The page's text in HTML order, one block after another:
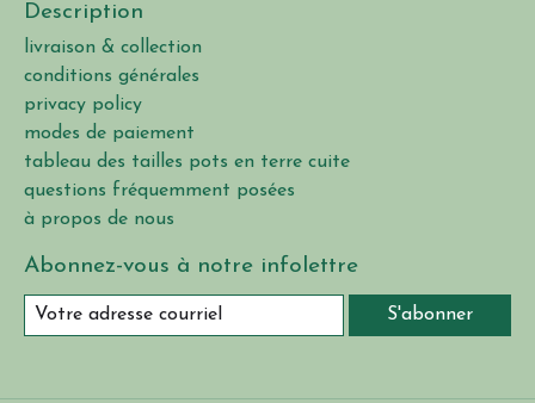
Description
livraison & collection
conditions générales
privacy policy
modes de paiement
tableau des tailles pots en terre cuite
questions fréquemment posées
à propos de nous
Abonnez-vous à notre infolettre
S'abonner